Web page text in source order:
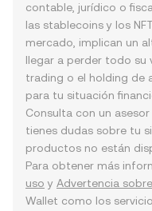
contable, jurídico o
las stablecoins y los
mercado, implican un
llegar a perder todo su
trading o el holding de
para tu situación
Consulta con un
tienes dudas sobre tu
productos no están
Para obtener más
uso y Advertencia
Wallet como los